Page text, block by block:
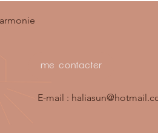
me contacter
E-mail :